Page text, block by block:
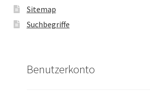
Sitemap
Suchbegriffe
Benutzerkonto